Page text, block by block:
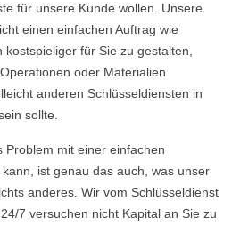
für unsere Kunde wollen. Unsere
einen einfachen Auftrag wie
für Sie zu gestalten,
oder Materialien
anderen Schlüsseldiensten in
sollte.
Problem mit einer einfachen
ist genau das auch, was unser
anderes. Wir vom Schlüsseldienst
7 versuchen nicht Kapital an Sie zu